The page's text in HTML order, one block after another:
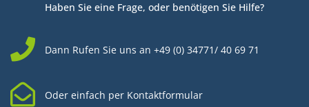
Haben Sie eine Frage, oder benötigen Sie Hilfe?
Dann Rufen Sie uns an +49 (0) 34771/ 40 69 71
Oder einfach per Kontaktformular